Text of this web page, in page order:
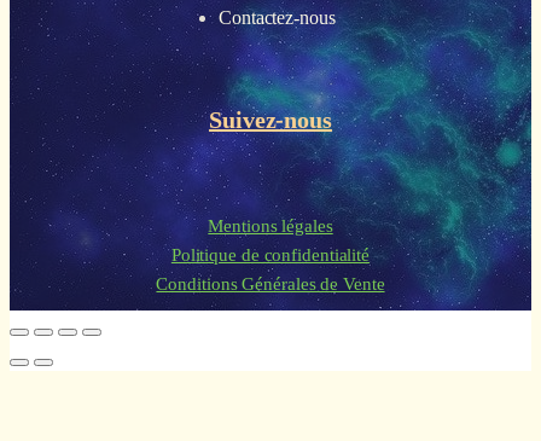
Contactez-nous
Suivez-nous
Mentions légales
Politique de confidentialité
Conditions Générales de Vente